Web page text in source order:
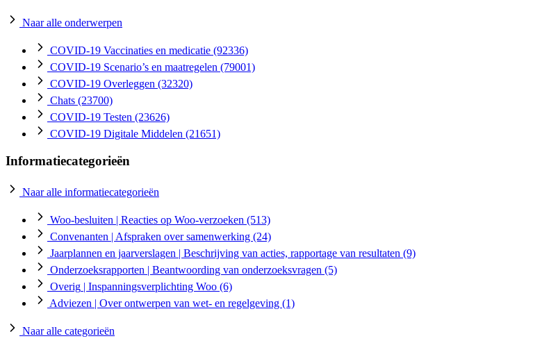
Naar alle onderwerpen
COVID-19 Vaccinaties en medicatie (92336)
COVID-19 Scenario’s en maatregelen (79001)
COVID-19 Overleggen (32320)
Chats (23700)
COVID-19 Testen (23626)
COVID-19 Digitale Middelen (21651)
Informatiecategorieën
Naar alle informatiecategorieën
Woo-besluiten | Reacties op Woo-verzoeken (513)
Convenanten | Afspraken over samenwerking (24)
Jaarplannen en jaarverslagen | Beschrijving van acties, rapportage van resultaten (9)
Onderzoeksrapporten | Beantwoording van onderzoeksvragen (5)
Overig | Inspanningsverplichting Woo (6)
Adviezen | Over ontwerpen van wet- en regelgeving (1)
Naar alle categorieën